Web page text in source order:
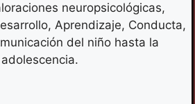
neuropsicológicas,
Aprendizaje, Conducta,
del niño hasta la
adolescencia.